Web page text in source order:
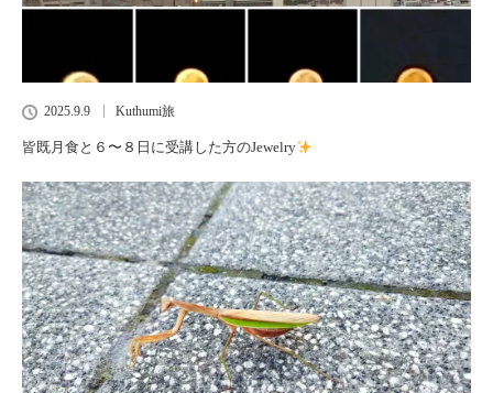
2025.9.9 Kuthumi旅
皆既月食と６〜８日に受講した方のJewelry